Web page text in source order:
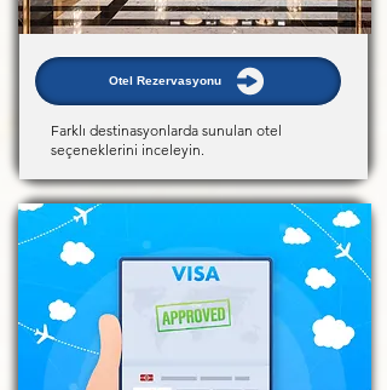
Otel Rezervasyonu
Farklı destinasyonlarda sunulan otel
seçeneklerini inceleyin.